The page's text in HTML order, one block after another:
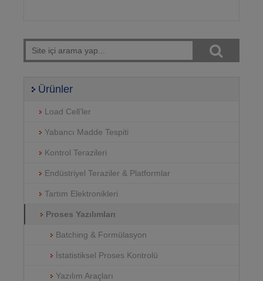
Ürünler
Load Cell’ler
Yabancı Madde Tespiti
Kontrol Terazileri
Endüstriyel Teraziler & Platformlar
Tartım Elektronikleri
Proses Yazılımları
Batching & Formülasyon
İstatistiksel Proses Kontrolü
Yazılım Araçları